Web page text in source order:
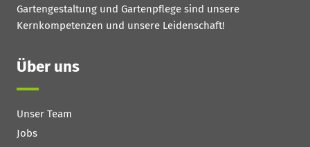
Gartengestaltung und Gartenpflege sind unsere
Kernkompetenzen und unsere Leidenschaft!
Über uns
Unser Team
Jobs